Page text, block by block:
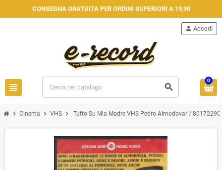
CONSEGNA GRATUITA PER ORDINI SUPERIORI A 19,90
view_headline search
person Accedi
0
chevron_right Cinema chevron_right VHS chevron_right Tutto Su Mia Madre VHS Pedro Almodovar /